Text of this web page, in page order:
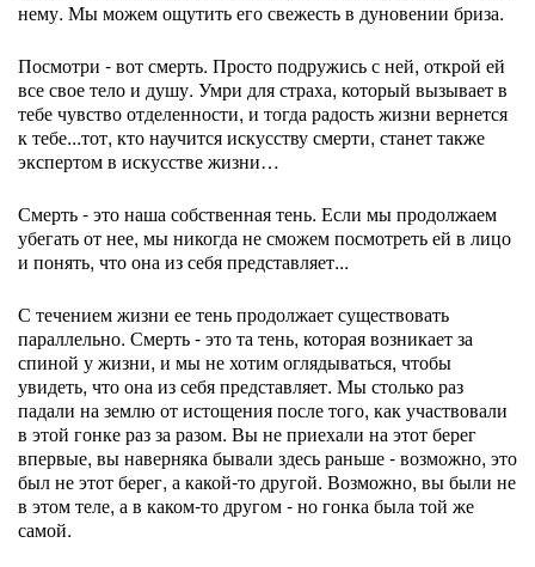
нему. Мы можем ощутить его свежесть в дуновении бриза.
Посмотри - вот смерть. Просто подружись с ней, открой ей
все свое тело и душу. Умри для страха, который вызывает в
тебе чувство отделенности, и тогда радость жизни вернется
к тебе...тот, кто научится искусству смерти, станет также
экспертом в искусстве жизни…
Смерть - это наша собственная тень. Если мы продолжаем
убегать от нее, мы никогда не сможем посмотреть ей в лицо
и понять, что она из себя представляет...
С течением жизни ее тень продолжает существовать
параллельно. Смерть - это та тень, которая возникает за
спиной у жизни, и мы не хотим оглядываться, чтобы
увидеть, что она из себя представляет. Мы столько раз
падали на землю от истощения после того, как участвовали
в этой гонке раз за разом. Вы не приехали на этот берег
впервые, вы наверняка бывали здесь раньше - возможно, это
был не этот берег, а какой-то другой. Возможно, вы были не
в этом теле, а в каком-то другом - но гонка была той же
самой.